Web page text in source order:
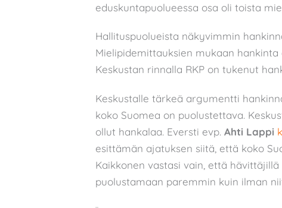
eduskuntapuolueessa osa oli toista
Hallituspuolueista näkyvimmin
Mielipidemittauksien mukaan
Keskustan rinnalla RKP on tukenut
Keskustalle tärkeä argumentti
koko Suomea on puolustettava.
ollut hankalaa. Eversti evp. Ahti Lappi
esittämän ajatuksen siitä, että koko
Kaikkonen vastasi vain, että
puolustamaan paremmin kuin ilman